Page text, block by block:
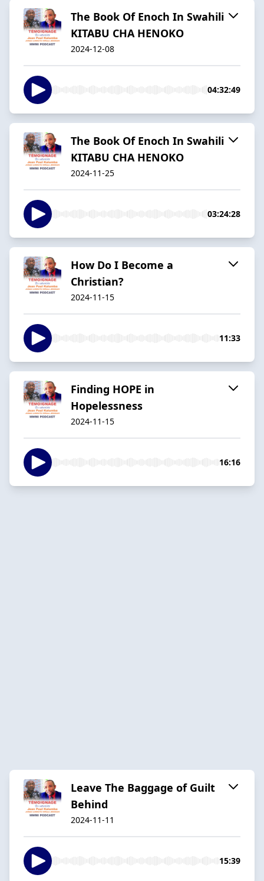
The Book Of Enoch In Swahili
KITABU CHA HENOKO
2024-12-08
04:32:49
The Book Of Enoch In Swahili
KITABU CHA HENOKO
2024-11-25
03:24:28
How Do I Become a
Christian?
2024-11-15
11:33
Finding HOPE in
Hopelessness
2024-11-15
16:16
Leave The Baggage of Guilt
Behind
2024-11-11
15:39